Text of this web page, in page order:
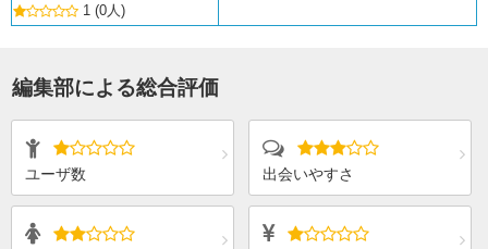
1 (0人)
編集部による総合評価
ユーザ数 出会いやすさ